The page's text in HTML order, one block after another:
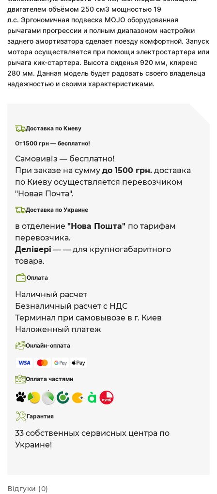
Доставка по Киеву
От1500 грн — бесплатно!
Самовивіз — бесплатно!
При заказе на сумму до 1500 грн. доставка
по Киеву осуществляется перевозчиком
"Новая Почта".
Доставка по Украине
в отделение "Нова Пошта" по тарифам
перевозчика.
Делівері — — для крупногабаритного
товара.
Оплата
Наличный расчет
Безналичный расчет с НДС
Терминал при самовывозе в г. Киев
Наложенный платеж
Онлайн-оплата
Оплата частями
Гарантия
33 собственных сервисных центра по
Украине!
двигателем объёмом 250 см3 мощностью 19
л.с. Эргономичная подвеска MOJO оборудованная
рычагами прогрессии и полным диапазоном настройки
заднего амортизатора сделает поезду комфортной. Запуск
мотора осуществляется при помощи электростартера или
рычага кик-стартера. Высота сиденья 920 мм, клиренс
280 мм. Данная модель будет радовать своего владельца
надежностью и своими характеристиками.
Відгуки (0)